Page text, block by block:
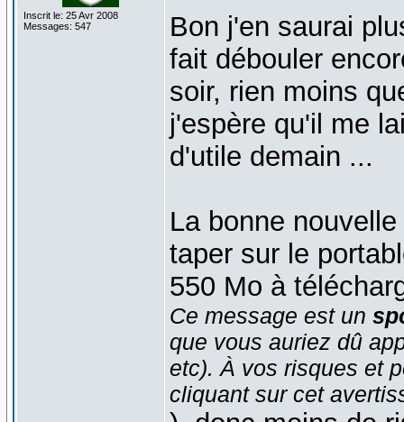
Inscrit le: 25 Avr 2008
Messages: 547
Bon j'en saurai
fait débouler
soir, rien moins
j'espère qu'il me
d'utile demain ...
La bonne
taper sur le
550 Mo à
Ce message est un
que vous auriez dû
etc). À vos risques et
cliquant sur cet